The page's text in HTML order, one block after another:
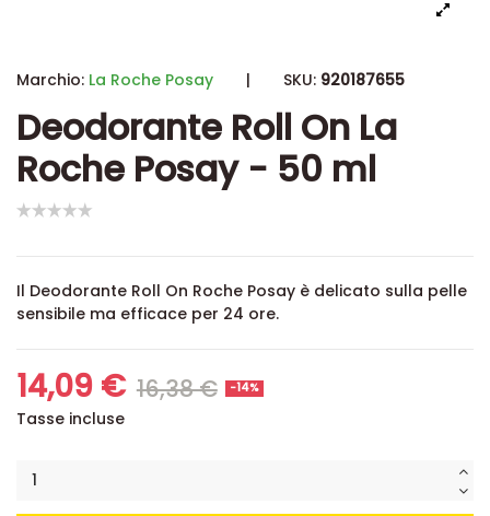
Marchio: La Roche Posay | SKU: 920187655
Deodorante Roll On La
Roche Posay - 50 ml
Il Deodorante Roll On Roche Posay è delicato sulla pelle
sensibile ma efficace per 24 ore.
14,09 € 16,38 € -14%
Tasse incluse